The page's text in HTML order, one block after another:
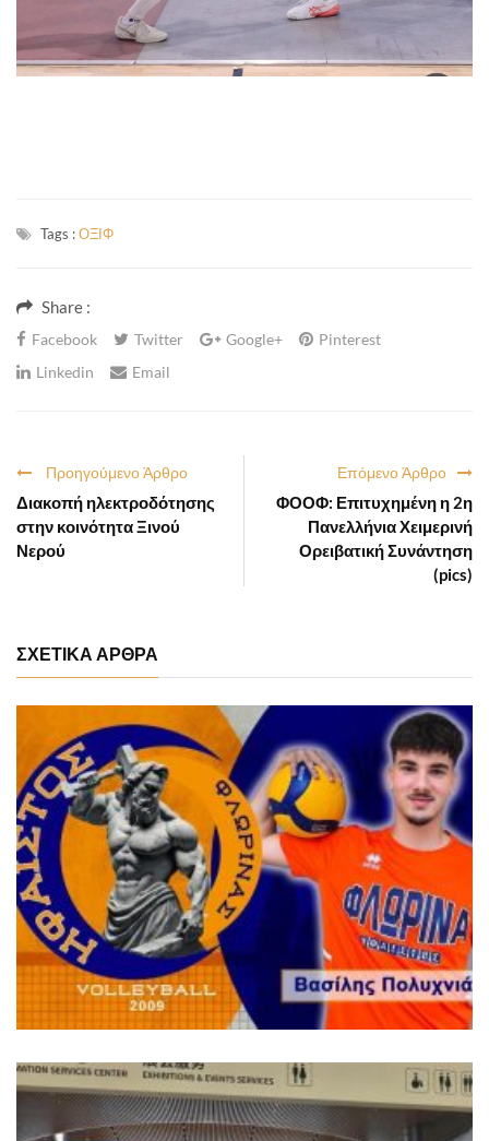
Tags :ΟΞΙΦ
Share :
Facebook Twitter Google+
Pinterest
Linkedin
Email
Επόμενο Άρθρο
ΦΟΟΦ: Επιτυχημένη η 2η
Πανελλήνια Χειμερινή
Ορειβατική Συνάντηση
(pics)
Προηγούμενο Άρθρο
Διακοπή ηλεκτροδότησης
στην κοινότητα Ξινού
Νερού
ΣΧΕΤΙΚΑ ΑΡΘΡΑ